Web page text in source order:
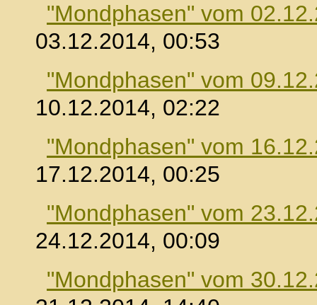
"Mondphasen" vom
03.12.2014, 00:53
"Mondphasen" vom
10.12.2014, 02:22
"Mondphasen" vom
17.12.2014, 00:25
"Mondphasen" vom
24.12.2014, 00:09
"Mondphasen" vom